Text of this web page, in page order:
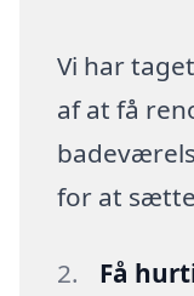
Vi har
af at få
for at
Få